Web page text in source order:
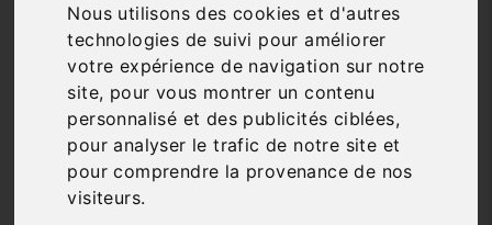
Nous utilisons des cookies et d'autres
technologies de suivi pour améliorer
votre expérience de navigation sur notre
site, pour vous montrer un contenu
personnalisé et des publicités ciblées,
pour analyser le trafic de notre site et
pour comprendre la provenance de nos
visiteurs.
Véhicule vendu
RENAULT MEGANE BERLINE
BUSINESS ENERGY TCE 100
Réf. 7017 Véhicule sur parc
Essence